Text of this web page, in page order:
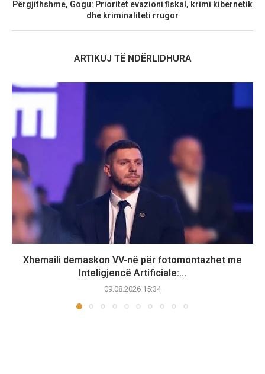
Përgjithshme, Gogu: Prioritet evazioni fiskal, krimi kibernetik
dhe kriminaliteti rrugor
ARTIKUJ TË NDËRLIDHURA
Xhemaili demaskon VV-në për fotomontazhet me
Inteligjencë Artificiale:...
09.08.2026 15:34